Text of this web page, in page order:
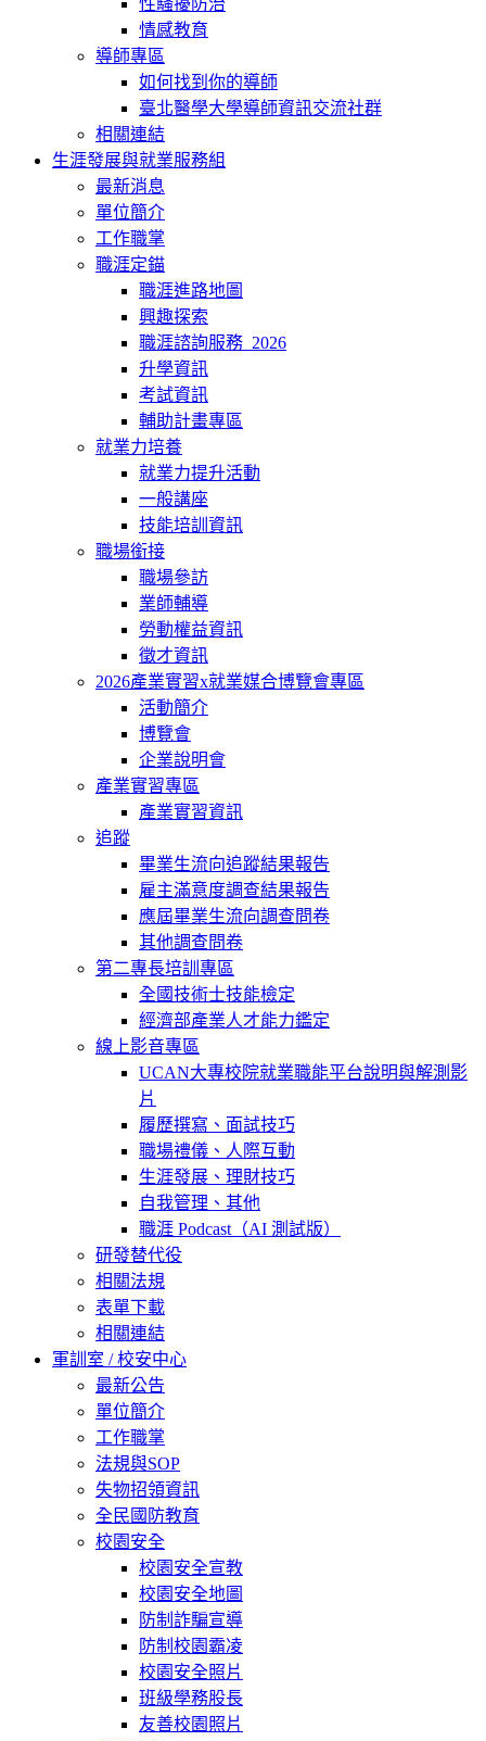
情感教育
導師專區
如何找到你的導師
臺北醫學大學導師資訊交流社群
相關連結
生涯發展與就業服務組
最新消息
單位簡介
工作職掌
職涯定錨
職涯進路地圖
興趣探索
職涯諮詢服務_2026
升學資訊
考試資訊
輔助計畫專區
就業力培養
就業力提升活動
一般講座
技能培訓資訊
職場銜接
職場參訪
業師輔導
勞動權益資訊
徵才資訊
2026產業實習x就業媒合博覽會專區
活動簡介
博覽會
企業說明會
產業實習專區
產業實習資訊
追蹤
畢業生流向追蹤結果報告
雇主滿意度調查結果報告
應屆畢業生流向調查問卷
其他調查問卷
第二專長培訓專區
全國技術士技能檢定
經濟部產業人才能力鑑定
線上影音專區
UCAN大專校院就業職能平台說明與解測影
片
履歷撰寫、面試技巧
職場禮儀、人際互動
生涯發展、理財技巧
自我管理、其他
職涯 Podcast（AI 測試版）
研發替代役
相關法規
表單下載
相關連結
軍訓室 / 校安中心
最新公告
單位簡介
工作職掌
法規與SOP
失物招領資訊
全民國防教育
校園安全
校園安全宣教
校園安全地圖
防制詐騙宣導
防制校園霸凌
校園安全照片
班級學務股長
友善校園照片